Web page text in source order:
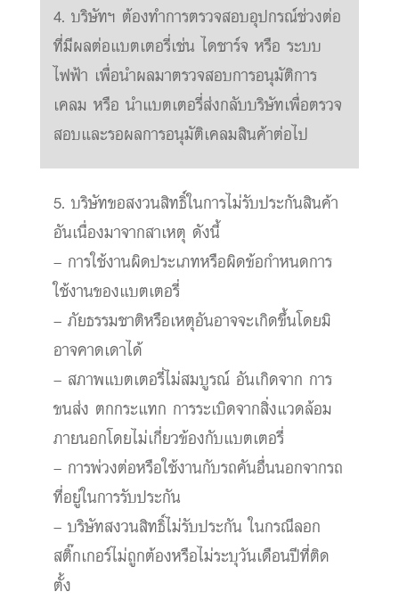
4. บริษัทฯ ต้องทำการตรวจสอบอุปกรณ์ช่วงต่อ
ที่มีผลต่อแบตเตอรี่เช่น ไดชาร์จ หรือ ระบบ
ไฟฟ้า เพื่อนำผลมาตรวจสอบการอนุมัติการ
เคลม หรือ นำแบตเตอรี่ส่งกลับบริษัทเพื่อตรวจ
สอบและรอผลการอนุมัติเคลมสินค้าต่อไป
5. บริษัทขอสงวนสิทธิ์ในการไม่รับประกันสินค้า
อันเนื่องมาจากสาเหตุ ดังนี้
– การใช้งานผิดประเภทหรือผิดข้อกำหนดการ
ใช้งานของแบตเตอรี่
– ภัยธรรมชาติหรือเหตุอันอาจจะเกิดขึ้นโดยมิ
อาจคาดเดาได้
– สภาพแบตเตอรี่ไม่สมบูรณ์ อันเกิดจาก การ
ขนส่ง ตกกระแทก การระเบิดจากสิ่งแวดล้อม
ภายนอกโดยไม่เกี่ยวข้องกับแบตเตอรี่
– การพ่วงต่อหรือใช้งานกับรถคันอื่นนอกจากรถ
ที่อยู่ในการรับประกัน
– บริษัทสงวนสิทธิ์ไม่รับประกัน ในกรณีลอก
สติ๊กเกอร์ไม่ถูกต้องหรือไม่ระบุวันเดือนปีที่ติด
ตั้ง